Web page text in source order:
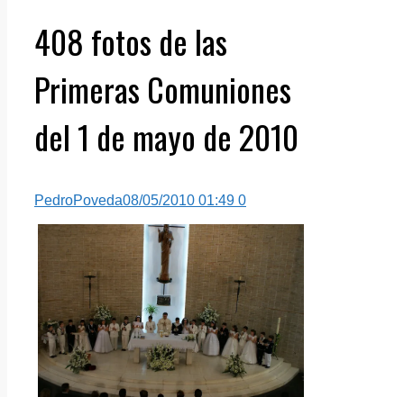
408 fotos de las
Primeras Comuniones
del 1 de mayo de 2010
PedroPoveda08/05/2010 01:49 0